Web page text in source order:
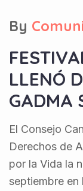
By
LLENÓ
GADMA
El Consejo
Derechos de
por la Vida la
septiembre en